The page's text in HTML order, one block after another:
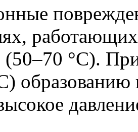
(50–70 °C).
образованию